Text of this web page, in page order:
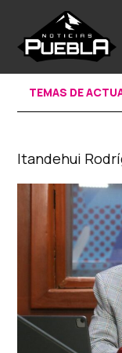
content
TEMAS DE
Itandehui